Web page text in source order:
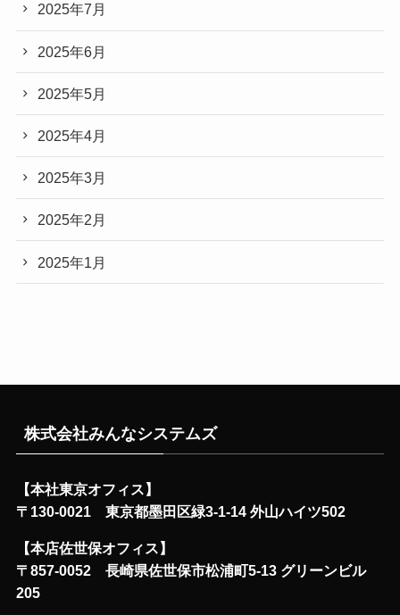
2025年7月
2025年6月
2025年5月
2025年4月
2025年3月
2025年2月
2025年1月
株式会社みんなシステムズ
【本社東京オフィス】
〒130-0021 東京都墨田区緑3-1-14 外山ハイツ502
【本店佐世保オフィス】
〒857-0052 長崎県佐世保市松浦町5-13 グリーンビル
205